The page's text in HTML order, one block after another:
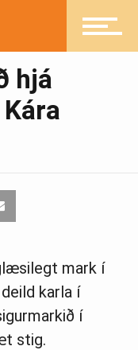
hjá
mark í
karla í
í
stig.